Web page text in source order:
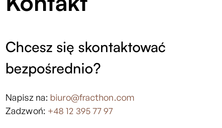
Chcesz się skontaktować
bezpośrednio?
Napisz na: biuro@fracthon.com
Zadzwoń: +48 12 395 77 97